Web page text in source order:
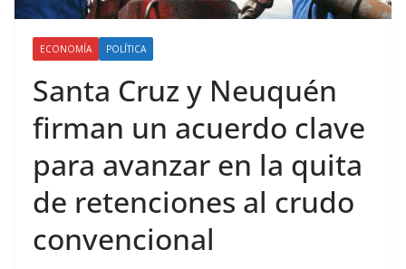
ECONOMÍA POLÍTICA
Santa Cruz y Neuquén
firman un acuerdo clave
para avanzar en la quita
de retenciones al crudo
convencional